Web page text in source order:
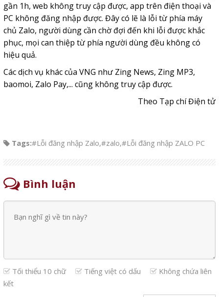
gần 1h, web không truy cập được, app trên điện thoại và
PC không đăng nhập được. Đây có lẽ là lỗi từ phía máy
chủ Zalo, người dùng cần chờ đợi đến khi lỗi được khắc
phục, mọi can thiệp từ phía người dùng đều không có
hiệu quả.
Các dịch vụ khác của VNG như Zing News, Zing MP3,
baomoi, Zalo Pay,... cũng không truy cập được.
Theo Tạp chí Điện tử
Tags:#Lỗi đăng nhập Zalo,#zalo,#Lỗi đăng nhập ZALO PC
Bình luận
Tối thiểu 10 chữ Tiếng việt có dấu
Không chứa liên
kết